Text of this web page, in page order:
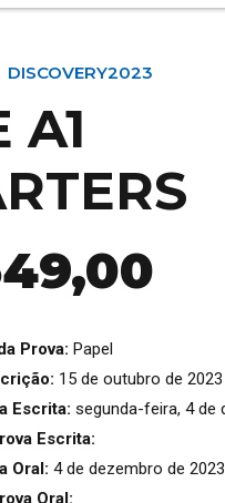
DISCOVERY2023
A1
Prova: Papel
15 de outubro de 2023
Escrita: segunda-feira, 4 de
Escrita:
Oral: 4 de dezembro de 2023
Oral: